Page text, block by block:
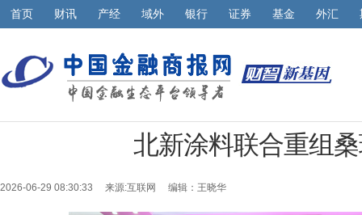
首页 财讯 产经 域外 银行 证券 基金 外汇
北新涂料联合重组
2026-06-29 08:30:33 来源:互联网 编辑：王晓华